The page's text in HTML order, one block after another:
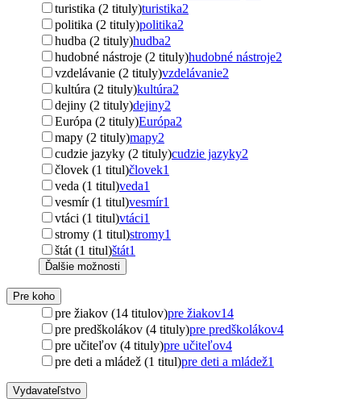
turistika (2 tituly)turistika2
politika (2 tituly)politika2
hudba (2 tituly)hudba2
hudobné nástroje (2 tituly)hudobné nástroje2
vzdelávanie (2 tituly)vzdelávanie2
kultúra (2 tituly)kultúra2
dejiny (2 tituly)dejiny2
Európa (2 tituly)Európa2
mapy (2 tituly)mapy2
cudzie jazyky (2 tituly)cudzie jazyky2
človek (1 titul)človek1
veda (1 titul)veda1
vesmír (1 titul)vesmír1
vtáci (1 titul)vtáci1
stromy (1 titul)stromy1
štát (1 titul)štát1
Ďalšie možnosti
Pre koho
pre žiakov (14 titulov)pre žiakov14
pre predškolákov (4 tituly)pre predškolákov4
pre učiteľov (4 tituly)pre učiteľov4
pre deti a mládež (1 titul)pre deti a mládež1
Vydavateľstvo